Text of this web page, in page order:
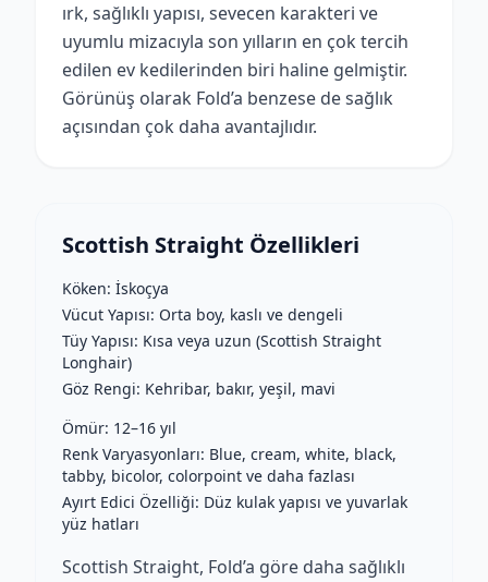
ırk, sağlıklı yapısı, sevecen karakteri ve
uyumlu mizacıyla son yılların en çok tercih
edilen ev kedilerinden biri haline gelmiştir.
Görünüş olarak Fold’a benzese de sağlık
açısından çok daha avantajlıdır.
Scottish Straight Özellikleri
Köken: İskoçya
Vücut Yapısı: Orta boy, kaslı ve dengeli
Tüy Yapısı: Kısa veya uzun (Scottish Straight
Longhair)
Göz Rengi: Kehribar, bakır, yeşil, mavi
Ömür: 12–16 yıl
Renk Varyasyonları: Blue, cream, white, black,
tabby, bicolor, colorpoint ve daha fazlası
Ayırt Edici Özelliği: Düz kulak yapısı ve yuvarlak
yüz hatları
Scottish Straight, Fold’a göre daha sağlıklı